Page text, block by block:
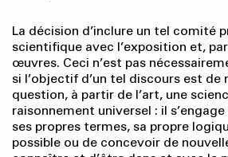
La décision d’inclure un tel comité
scientifique avec l’exposition et,
œuvres. Ceci n’est pas
si l’objectif d’un tel discours est de
question, à partir de l’art, une
raisonnement universel : il
ses propres termes, sa propre
possible ou de concevoir de